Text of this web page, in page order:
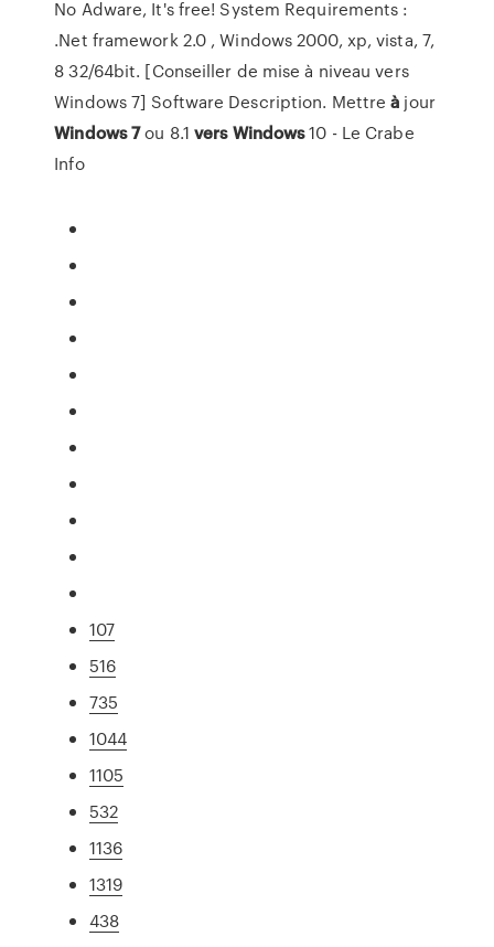
No Adware, It's free! System Requirements :
.Net framework 2.0 , Windows 2000, xp, vista, 7,
8 32/64bit. [Conseiller de mise à niveau vers
Windows 7] Software Description. Mettreà jour
Windows7ou 8.1 vers Windows10 - Le Crabe
Info
107
516
735
1044
1105
532
1136
1319
438